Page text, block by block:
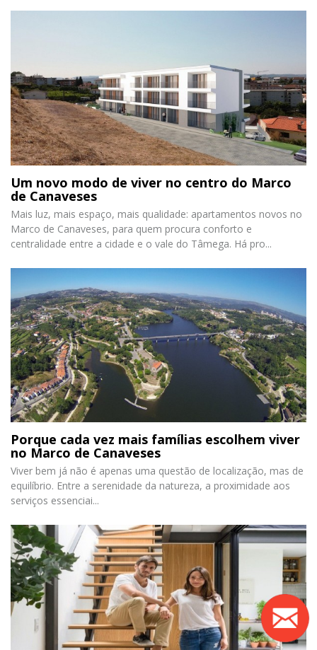
Um novo modo de viver no centro do Marco
de Canaveses
Mais luz, mais espaço, mais qualidade: apartamentos novos no
Marco de Canaveses, para quem procura conforto e
centralidade entre a cidade e o vale do Tâmega. Há pro...
Porque cada vez mais famílias escolhem viver
no Marco de Canaveses
Viver bem já não é apenas uma questão de localização, mas de
equilíbrio. Entre a serenidade da natureza, a proximidade aos
serviços essenciai...